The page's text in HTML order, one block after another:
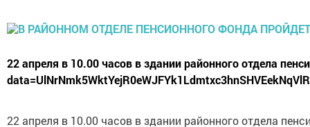
22 апреля в 10.00 часов в здании районного отдела
22 апреля в 10.00 часов в здании районного отдела